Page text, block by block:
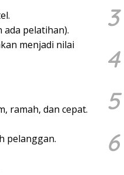
pelatihan).
menjadi nilai
ramah, dan cepat.
pelanggan.
3
4
5
6